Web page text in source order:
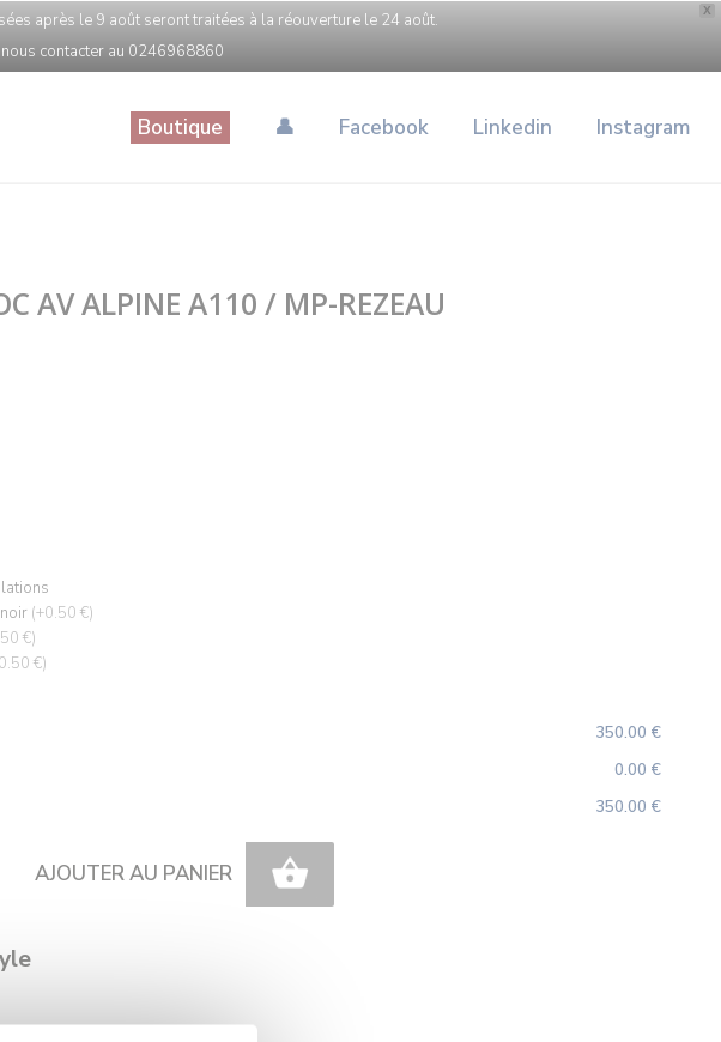
X
après le 9 août seront traitées à la réouverture le 24 août.
contacter au 0246968860
Boutique 👤 Facebook Linkedin Instagram
AV ALPINE A110 / MP-REZEAU
(+0.50 €)
€)
€)
350.00 €
0.00 €
350.00 €
AJOUTER AU PANIER